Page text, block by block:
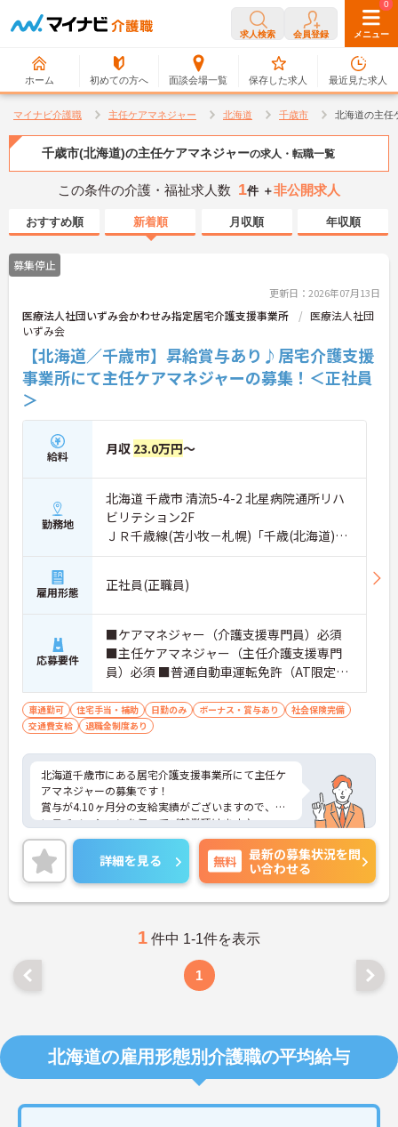
求人検索 会員登録 メニュー
ホーム 初めての方へ 面談会場一覧
0
保存した求人
0
最近見た求人
マイナビ介護職 主任ケアマネジャー 北海道 千歳市 北海道の主任
千歳市(北海道)の主任ケアマネジャーの求人・転職一覧
この条件の介護・福祉求人数 1件 ＋非公開求人
おすすめ順 新着順 月収順 年収順
募集停止
更新日：2026年07月13日
医療法人社団いずみ会かわせみ指定居宅介護支援事業所
医療法人社団
いずみ会
【北海道／千歳市】昇給賞与あり♪居宅介護支援
事業所にて主任ケアマネジャーの募集！＜正社員
＞
給料 月収 23.0万円～
勤務地
北海道 千歳市 清流5-4-2 北星病院通所リハ
ビリテション2F
ＪＲ千歳線(苫小牧－札幌)「千歳(北海道)
駅」徒歩23分
雇用形態 正社員(正職員)
応募要件
■ケアマネジャー（介護支援専門員）必須
■主任ケアマネジャー（主任介護支援専門
員）必須 ■普通自動車運転免許（AT限定
可）必須 ■実務経験必須
車通勤可 住宅手当・補助 日勤のみ ボーナス・賞与あり
社会保険完備
交通費支給
退職金制度あり
北海道千歳市にある居宅介護支援事業所にて主任ケ
アマネジャーの募集です！
賞与が4.10ヶ月分の支給実績がございますので、高
いモチベーションを保ってご就業頂けます♪
17：00定時の基本残業なしなので、ゆとりを持って
働きたい方におすすめです。
ご興味のある方には、面接対策ポイントなど、さら
に詳細をお話しいたしますのでお気軽にご相談くだ
さい！
詳細を見る 無料
最新の募集状況を問
い合わせる
1 件中 1-1件を表示
1
北海道の雇用形態別介護職の平均給与